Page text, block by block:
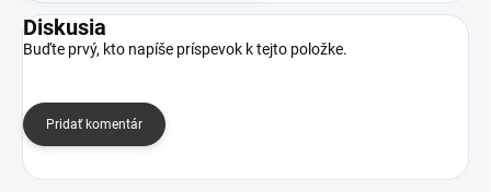
Diskusia
Buďte prvý, kto napíše príspevok k tejto položke.
Pridať komentár